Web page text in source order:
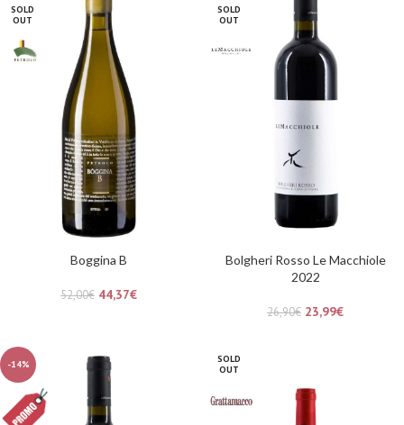
SOLD
OUT
Boggina B
52,00€ 44,37€
SOLD
OUT
Bolgheri Rosso Le Macchiole
2022
26,90€ 23,99€
-14%
SOLD
OUT